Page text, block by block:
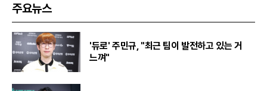
주요뉴스
'듀로' 주민규, "최근 팀이 발전하고 있는 거
느껴"